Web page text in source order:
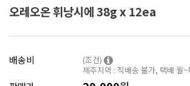
오레오온 휘낭시에 38g x 12ea
배송비
(조건)
제주지역 : 직배송 불가, 택배 월